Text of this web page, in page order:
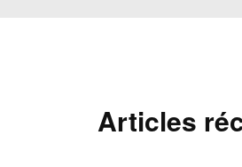
Articles